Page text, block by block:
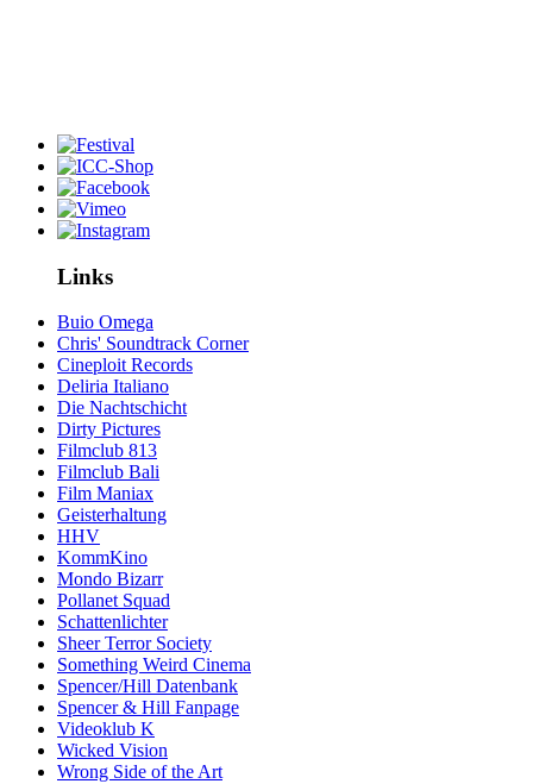
Links
Buio Omega
Chris' Soundtrack Corner
Cineploit Records
Deliria Italiano
Die Nachtschicht
Dirty Pictures
Filmclub 813
Filmclub Bali
Film Maniax
Geisterhaltung
HHV
KommKino
Mondo Bizarr
Pollanet Squad
Schattenlichter
Sheer Terror Society
Something Weird Cinema
Spencer/Hill Datenbank
Spencer & Hill Fanpage
Videoklub K
Wicked Vision
Wrong Side of the Art